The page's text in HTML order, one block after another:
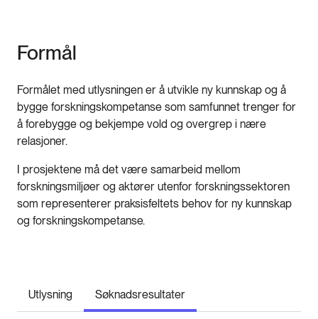
Formål
Formålet med utlysningen er å utvikle ny kunnskap og å
bygge forskningskompetanse som samfunnet trenger for
å forebygge og bekjempe vold og overgrep i nære
relasjoner.
I prosjektene må det være samarbeid mellom
forskningsmiljøer og aktører utenfor forskningssektoren
som representerer praksisfeltets behov for ny kunnskap
og forskningskompetanse.
Utlysning Søknadsresultater